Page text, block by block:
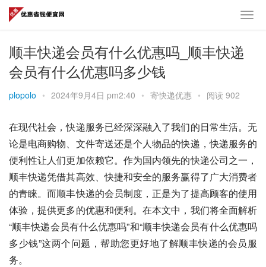
顺丰快递会员有什么优惠吗_顺丰快递
会员有什么优惠吗多少钱
plopolo • 2024年9月4日 pm2:40 • 寄快递优惠 • 阅读 902
在现代社会，快递服务已经深深融入了我们的日常生活。无
论是电商购物、文件寄送还是个人物品的快递，快递服务的
便利性让人们更加依赖它。作为国内领先的快递公司之一，
顺丰快递凭借其高效、快捷和安全的服务赢得了广大消费者
的青睐。而顺丰快递的会员制度，正是为了提高顾客的使用
体验，提供更多的优惠和便利。在本文中，我们将全面解析
“顺丰快递会员有什么优惠吗”和“顺丰快递会员有什么优惠吗
多少钱”这两个问题，帮助您更好地了解顺丰快递的会员服
务。